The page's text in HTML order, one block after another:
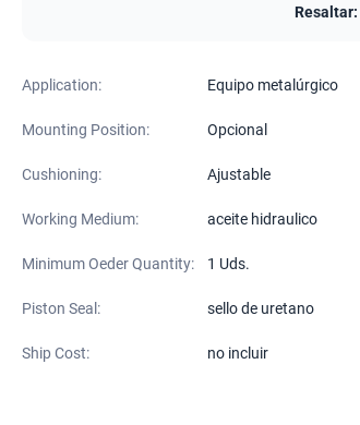
Resaltar:
Application: Equipo metalúrgico
Mounting Position: Opcional
Cushioning: Ajustable
Working Medium: aceite hidraulico
Minimum Oeder Quantity: 1 Uds.
Piston Seal: sello de uretano
Ship Cost: no incluir